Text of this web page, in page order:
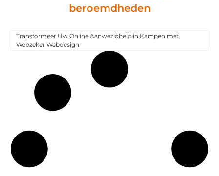
beroemdheden
Transformeer Uw Online Aanwezigheid in Kampen met
Webzeker Webdesign